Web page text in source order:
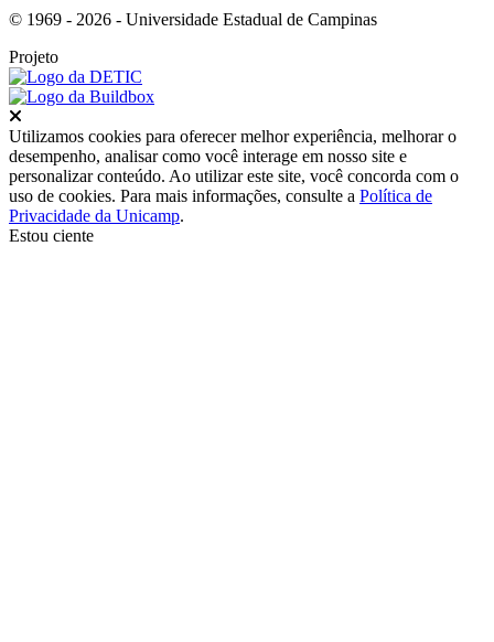
© 1969 - 2026 - Universidade Estadual de Campinas
Projeto
Utilizamos cookies para oferecer melhor experiência, melhorar o
desempenho, analisar como você interage em nosso site e
personalizar conteúdo. Ao utilizar este site, você concorda com o
uso de cookies. Para mais informações, consulte a Política de
Privacidade da Unicamp.
Estou ciente